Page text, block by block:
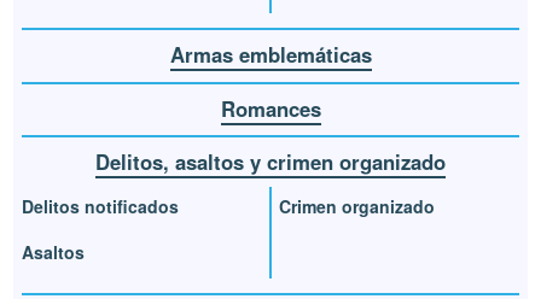
Armas emblemáticas
Romances
Delitos, asaltos y crimen organizado
Delitos notificados
Asaltos
Crimen organizado